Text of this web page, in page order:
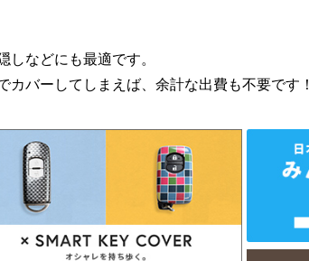
などにも最適です。
バーしてしまえば、余計な出費も不要です！